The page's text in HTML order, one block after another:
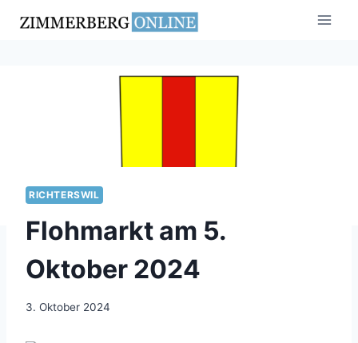
Inhalt
RICHTERSWIL
Flohmarkt am 5.
Oktober 2024
3. Oktober 2024